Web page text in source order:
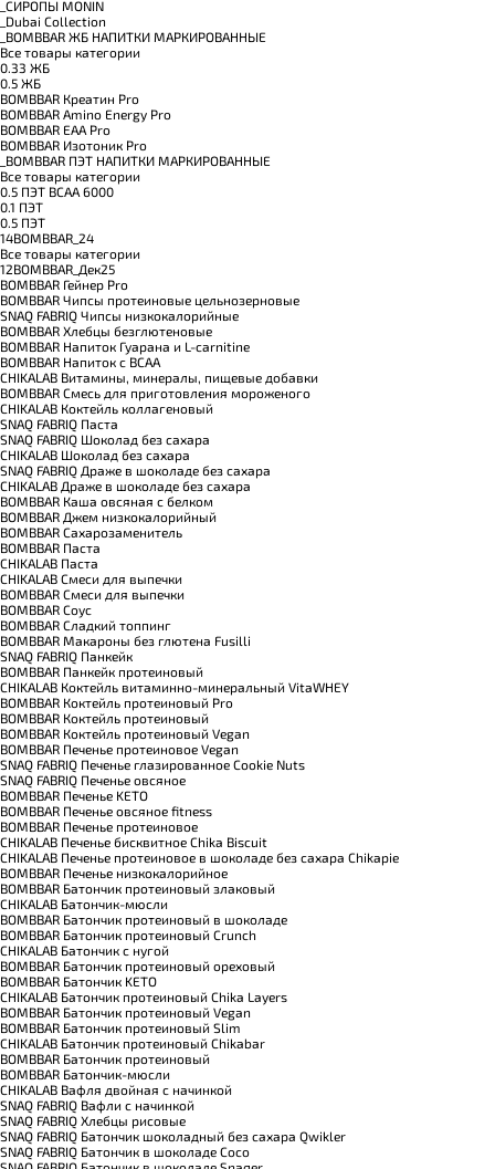
_CИРОПЫ MONIN
_Dubai Collection
_BOMBBAR ЖБ НАПИТКИ МАРКИРОВАННЫЕ
Все товары категории
0.33 ЖБ
0.5 ЖБ
BOMBBAR Креатин Pro
BOMBBAR Amino Energy Pro
BOMBBAR EAA Pro
BOMBBAR Изотоник Pro
_BOMBBAR ПЭТ НАПИТКИ МАРКИРОВАННЫЕ
Все товары категории
0.5 ПЭТ ВСАА 6000
0.1 ПЭТ
0.5 ПЭТ
14BOMBBAR_24
Все товары категории
12BOMBBAR_Дек25
BOMBBAR Гейнер Pro
BOMBBAR Чипсы протеиновые цельнозерновые
SNAQ FABRIQ Чипсы низкокалорийные
BOMBBAR Хлебцы безглютеновые
BOMBBAR Напиток Гуарана и L-carnitine
BOMBBAR Напиток с BCAA
CHIKALAB Витамины, минералы, пищевые добавки
BOMBBAR Смесь для приготовления мороженого
CHIKALAB Коктейль коллагеновый
SNAQ FABRIQ Паста
SNAQ FABRIQ Шоколад без сахара
CHIKALAB Шоколад без сахара
SNAQ FABRIQ Драже в шоколаде без сахара
CHIKALAB Драже в шоколаде без сахара
BOMBBAR Каша овсяная с белком
BOMBBAR Джем низкокалорийный
BOMBBAR Сахарозаменитель
BOMBBAR Паста
CHIKALAB Паста
CHIKALAB Смеси для выпечки
BOMBBAR Смеси для выпечки
BOMBBAR Соус
BOMBBAR Сладкий топпинг
BOMBBAR Макароны без глютена Fusilli
SNAQ FABRIQ Панкейк
BOMBBAR Панкейк протеиновый
CHIKALAB Коктейль витаминно-минеральный VitaWHEY
BOMBBAR Коктейль протеиновый Pro
BOMBBAR Коктейль протеиновый
BOMBBAR Коктейль протеиновый Vegan
BOMBBAR Печенье протеиновое Vegan
SNAQ FABRIQ Печенье глазированное Cookie Nuts
SNAQ FABRIQ Печенье овсяное
BOMBBAR Печенье KETO
BOMBBAR Печенье овсяное fitness
BOMBBAR Печенье протеиновое
CHIKALAB Печенье бисквитное Chika Biscuit
CHIKALAB Печенье протеиновое в шоколаде без сахара Chikapie
BOMBBAR Печенье низкокалорийное
BOMBBAR Батончик протеиновый злаковый
CHIKALAB Батончик-мюсли
BOMBBAR Батончик протеиновый в шоколаде
BOMBBAR Батончик протеиновый Crunch
CHIKALAB Батончик с нугой
BOMBBAR Батончик протеиновый ореховый
BOMBBAR Батончик KETO
CHIKALAB Батончик протеиновый Chika Layers
BOMBBAR Батончик протеиновый Vegan
BOMBBAR Батончик протеиновый Slim
CHIKALAB Батончик протеиновый Chikabar
BOMBBAR Батончик протеиновый
BOMBBAR Батончик-мюсли
CHIKALAB Вафля двойная с начинкой
SNAQ FABRIQ Вафли с начинкой
SNAQ FABRIQ Хлебцы рисовые
SNAQ FABRIQ Батончик шоколадный без сахара Qwikler
SNAQ FABRIQ Батончик в шоколаде Coco